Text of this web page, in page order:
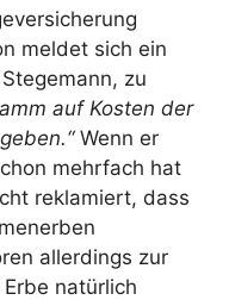
meldet sich ein
zu
auf Kosten der
Wenn er
mehrfach hat
reklamiert, dass
allerdings zur
natürlich